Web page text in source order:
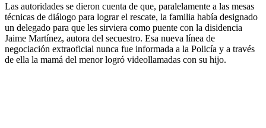
Las autoridades se dieron cuenta de que, paralelamente a las mesas
técnicas de diálogo para lograr el rescate, la familia había designado
un delegado para que les sirviera como puente con la disidencia
Jaime Martínez, autora del secuestro. Esa nueva línea de
negociación extraoficial nunca fue informada a la Policía y a través
de ella la mamá del menor logró videollamadas con su hijo.